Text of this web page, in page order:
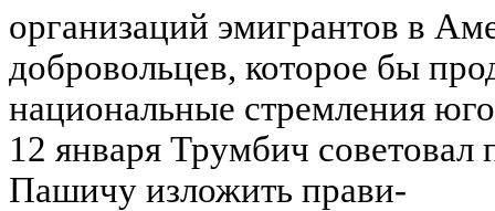
организаций эмигрантов в
добровольцев, которое бы
национальные стремления
12 января Трумбич советовал
Пашичу изложить прави-